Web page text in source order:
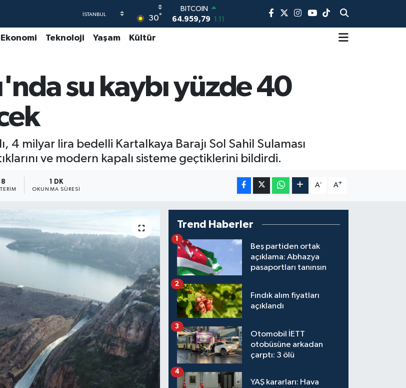
30°
BITCOIN
64.959,79 1.11
DOLAR
64,4811 0.38
GRAM ALTIN
6660.55
Ekonomi Teknoloji Yaşam Kültür
su kaybı yüzde 40
4 milyar lira bedelli Kartalkaya Barajı Sol Sahil Sulaması
ve modern kapalı sisteme geçtiklerini bildirdi.
1 DK
OKUNMA SÜRESI
A- A+
Trend Haberler
Beş partiden ortak
açıklama: Abhazya
pasaportları tanınsın
1
Fındık alım fiyatları
açıklandı
2
Otomobil İETT
otobüsüne arkadan
çarptı: 3 ölü
3
YAŞ kararları: Hava
4